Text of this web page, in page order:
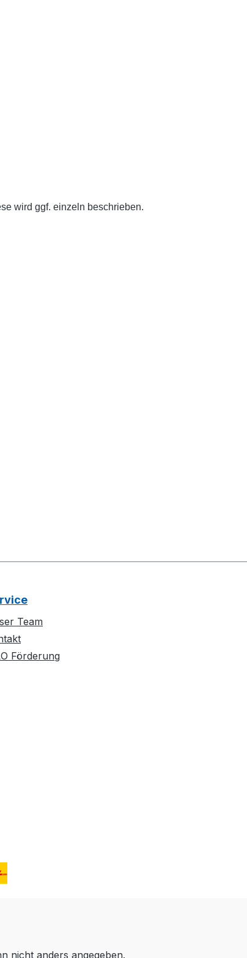
wird ggf. einzeln beschrieben.
Team
Förderung
nicht anders angegeben.